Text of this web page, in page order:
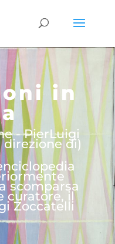
in
- PierLuigi
di)
scomparsa
curatore, il
Zoccatelli